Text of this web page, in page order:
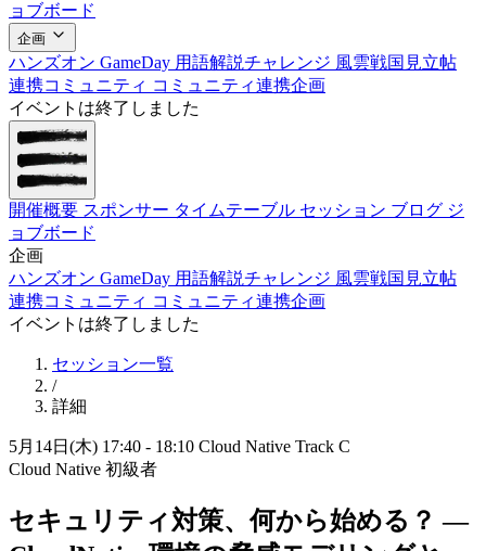
ョブボード
企画
ハンズオン GameDay 用語解説チャレンジ 風雲戦国見立帖
連携コミュニティ コミュニティ連携企画
イベントは終了しました
開催概要 スポンサー タイムテーブル セッション ブログ ジ
ョブボード
企画
ハンズオン GameDay 用語解説チャレンジ 風雲戦国見立帖
連携コミュニティ コミュニティ連携企画
イベントは終了しました
セッション一覧
/
詳細
5月14日(木) 17:40 - 18:10 Cloud Native Track C
Cloud Native 初級者
セキュリティ対策、何から始める？ —